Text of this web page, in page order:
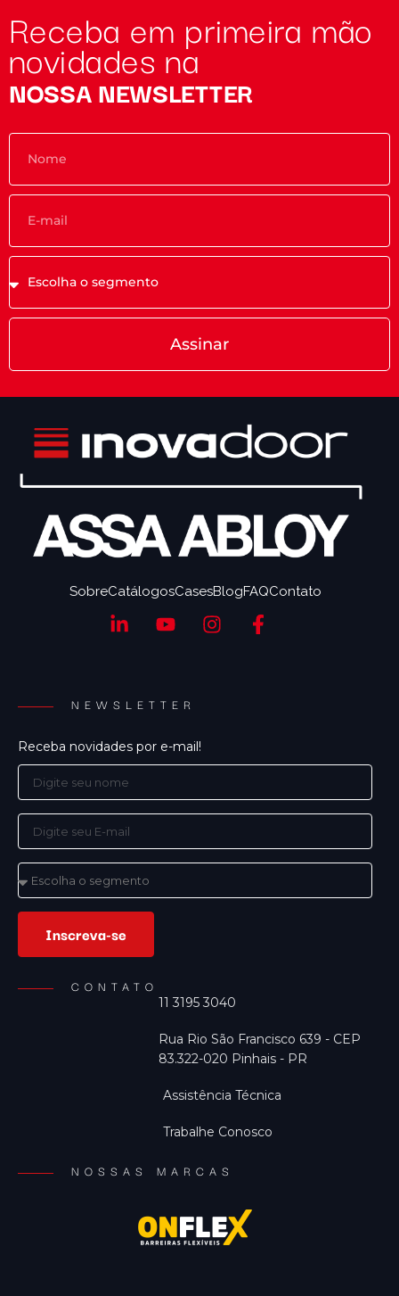
Receba em primeira mão
novidades na
NOSSA NEWSLETTER
Assinar
SobreCatálogosCasesBlogFAQContato
NEWSLETTER
Receba novidades por e-mail!
Inscreva-se
CONTATO
11 3195 3040
Rua Rio São Francisco 639 - CEP
83.322-020 Pinhais - PR
Assistência Técnica
Trabalhe Conosco
NOSSAS MARCAS